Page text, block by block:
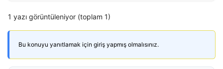
1 yazı görüntüleniyor (toplam 1)
Bu konuyu yanıtlamak için giriş yapmış olmalısınız.